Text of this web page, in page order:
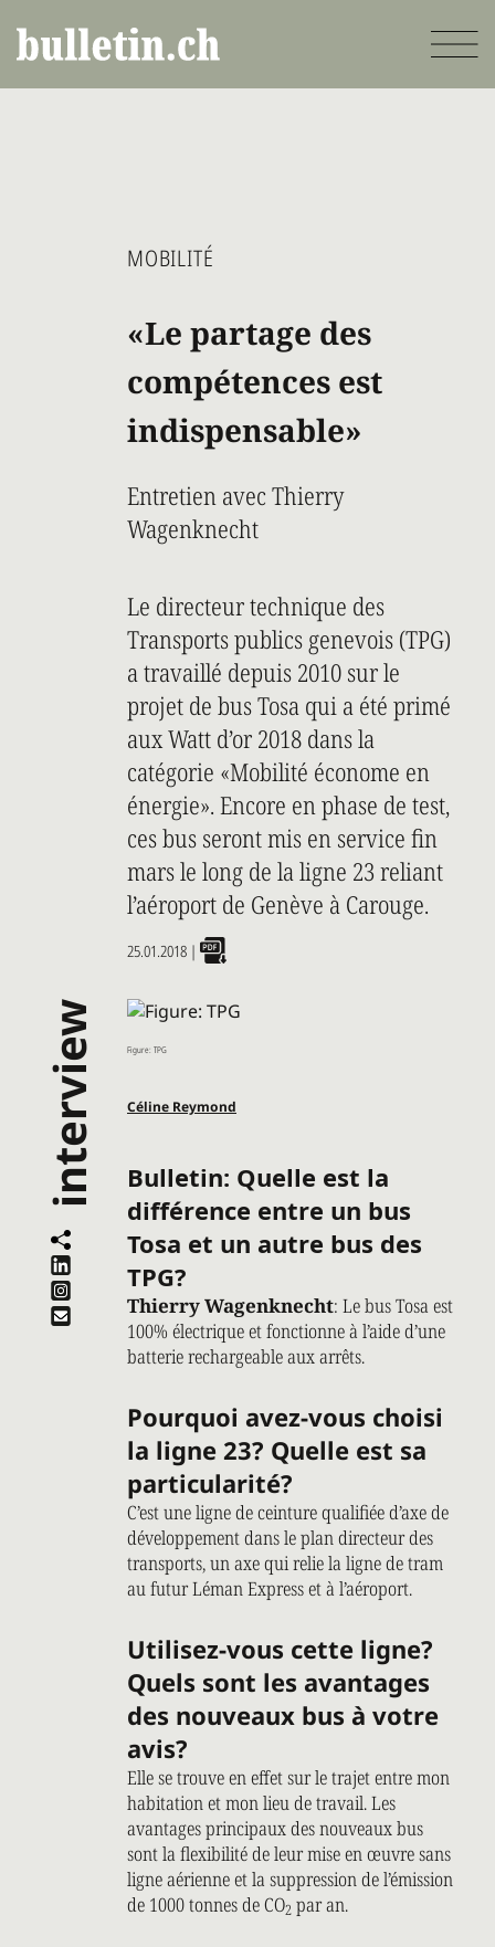
au
contenu
principal
interview
MOBILITÉ
«Le partage des
compétences est
indispensable»
Entretien avec Thierry
Wagenknecht
Le directeur technique des
Transports publics genevois (TPG)
a travaillé depuis 2010 sur le
projet de bus Tosa qui a été primé
aux Watt d’or 2018 dans la
catégorie «Mobilité économe en
énergie». Encore en phase de test,
ces bus seront mis en service fin
mars le long de la ligne 23 reliant
l’aéroport de Genève à Carouge.
25.01.2018 |
Figure: TPG
Céline Reymond
Bulletin: Quelle est la
différence entre un bus
Tosa et un autre bus des
TPG?
Thierry Wagenknecht: Le bus Tosa est
100% électrique et fonctionne à l’aide d’une
batterie rechargeable aux arrêts.
Pourquoi avez-vous choisi
la ligne 23? Quelle est sa
particularité?
C’est une ligne de ceinture qualifiée d’axe de
développement dans le plan directeur des
transports, un axe qui relie la ligne de tram
au futur Léman Express et à l’aéroport.
Utilisez-vous cette ligne?
Quels sont les avantages
des nouveaux bus à votre
avis?
Elle se trouve en effet sur le trajet entre mon
habitation et mon lieu de travail. Les
avantages principaux des nouveaux bus
sont la flexibilité de leur mise en œuvre sans
ligne aérienne et la suppression de l’émission
de 1000 tonnes de CO2 par an.